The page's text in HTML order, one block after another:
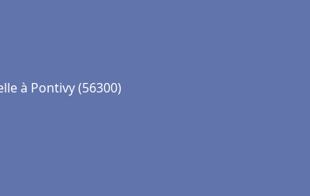
à Pontivy (56300)